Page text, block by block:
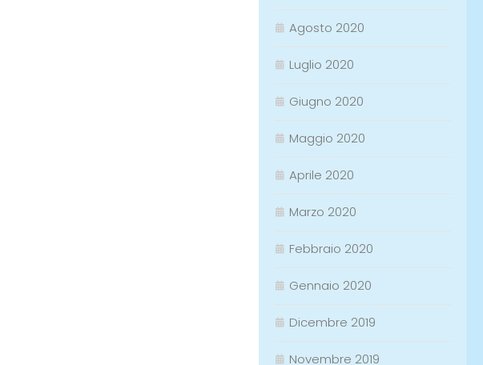
Agosto 2020
Luglio 2020
Giugno 2020
Maggio 2020
Aprile 2020
Marzo 2020
Febbraio 2020
Gennaio 2020
Dicembre 2019
Novembre 2019